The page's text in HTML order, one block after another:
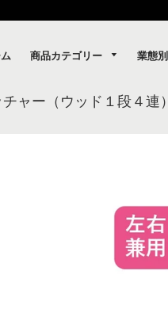
商品カテゴリー 業態
ャー（ウッド１段４連